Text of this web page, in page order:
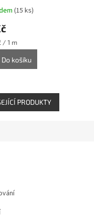
(15 ks)
/ 1 m
Do košíku
PRODUKTY